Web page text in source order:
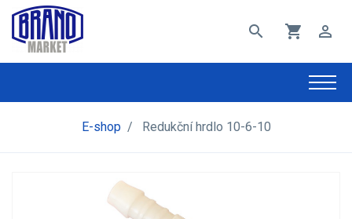
search shopping_cart perm_identity
E-shop / Redukční hrdlo 10-6-10